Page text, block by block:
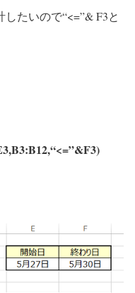
したいので“<=”& F3と
,B3:B12,“<=”&F3)